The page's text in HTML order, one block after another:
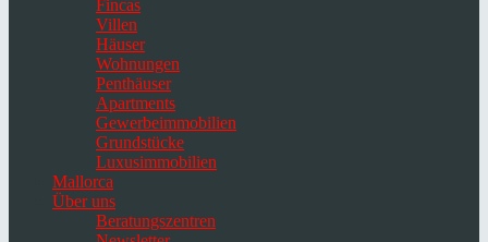
Fincas
Villen
Häuser
Wohnungen
Penthäuser
Apartments
Gewerbeimmobilien
Grundstücke
Luxusimmobilien
Mallorca
Über uns
Beratungszentren